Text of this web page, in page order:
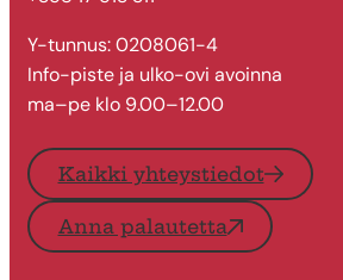
Y-tunnus: 0208061-4
Info-piste ja ulko-ovi avoinna
ma–pe klo 9.00–12.00
Kaikki yhteystiedot
Anna palautetta